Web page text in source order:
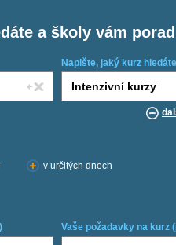
a školy vám
Napište, jaký kurz hledáte
v určitých dnech
Vaše požadavky na kurz